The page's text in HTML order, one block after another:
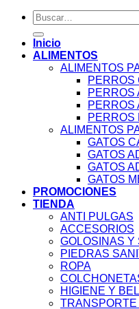
Buscar
por:
Inicio
ALIMENTOS
ALIMENTOS
PERROS
PERROS
PERROS
PERROS
ALIMENTOS
GATOS
GATOS
GATOS
GATOS
PROMOCIONES
TIENDA
ANTI PULGAS
ACCESORIOS
GOLOSINAS Y
PIEDRAS
ROPA
HIGIENE Y